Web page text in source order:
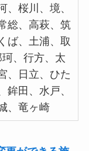
、桜川、境、
総、高萩、筑
ば、土浦、取
、行方、太
、日立、ひた
鉾田、水戸、
、竜ヶ崎